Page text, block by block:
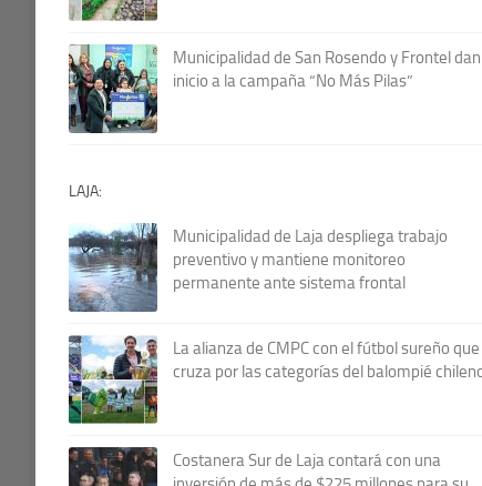
Municipalidad de San Rosendo y Frontel dan
inicio a la campaña “No Más Pilas”
LAJA:
Municipalidad de Laja despliega trabajo
preventivo y mantiene monitoreo
permanente ante sistema frontal
La alianza de CMPC con el fútbol sureño que
cruza por las categorías del balompié
Costanera Sur de Laja contará con una